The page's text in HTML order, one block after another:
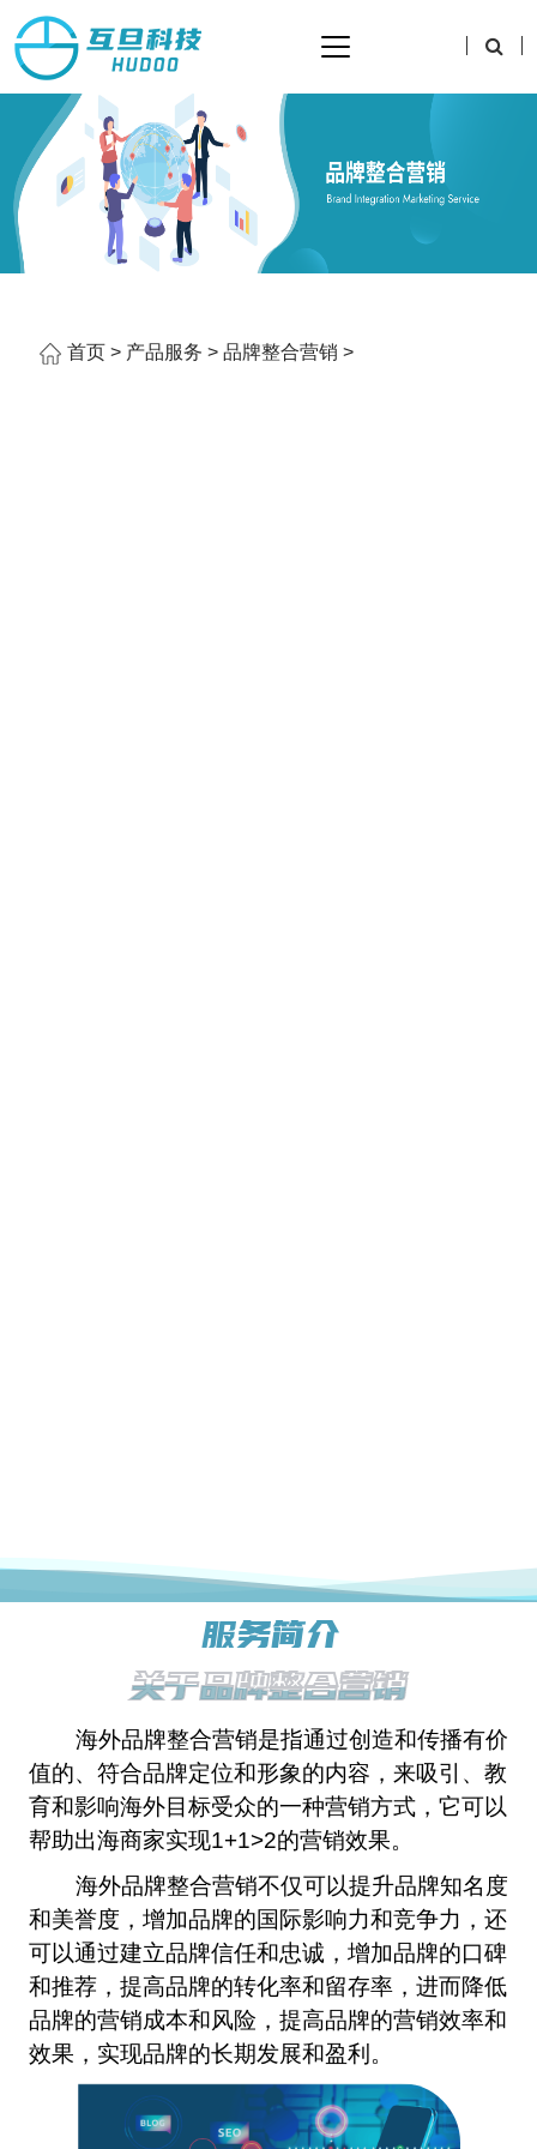
首页 > 产品服务 > 品牌整合营销 >
服务简介
关于品牌整合营销
关于品牌整合营销
海外品牌整合营销是指通过创造和传播有价
值的、符合品牌定位和形象的内容，来吸引、教
育和影响海外目标受众的一种营销方式，它可以
帮助出海商家实现1+1>2的营销效果。
海外品牌整合营销不仅可以提升品牌知名度
和美誉度，增加品牌的国际影响力和竞争力，还
可以通过建立品牌信任和忠诚，增加品牌的口碑
和推荐，提高品牌的转化率和留存率，进而降低
品牌的营销成本和风险，提高品牌的营销效率和
效果，实现品牌的长期发展和盈利。